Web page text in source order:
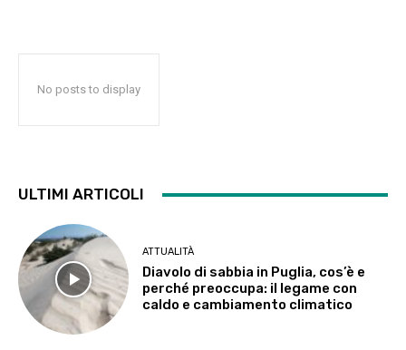
No posts to display
ULTIMI ARTICOLI
ATTUALITÀ
Diavolo di sabbia in Puglia, cos’è e
perché preoccupa: il legame con
caldo e cambiamento climatico